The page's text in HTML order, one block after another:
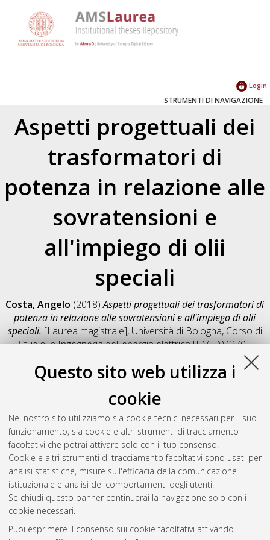
Questo sito web utilizza i
cookie
Nel nostro sito utilizziamo sia cookie tecnici necessari per il suo
funzionamento, sia cookie e altri strumenti di tracciamento
facoltativi che potrai attivare solo con il tuo consenso.
Cookie e altri strumenti di tracciamento facoltativi sono usati per
analisi statistiche, misure sull'efficacia della comunicazione
istituzionale e analisi dei comportamenti degli utenti.
Se chiudi questo banner continuerai la navigazione solo con i
cookie necessari.
Puoi esprimere il consenso sui cookie facoltativi attivando
Login
STRUMENTI DI NAVIGAZIONE
Aspetti progettuali dei
trasformatori di
potenza in relazione alle
sovratensioni e
all'impiego di olii
speciali
Costa, Angelo (2018)Aspetti progettuali dei trasformatori di
potenza in relazione alle sovratensioni e all'impiego di olii
speciali. [Laurea magistrale], Università di Bologna, Corso di
Studio inIngegneria dell'energia elettrica [LM-DM270],
Salva citazione
Condividi
Il full-text non è disponibile per scelta dell'autore. (
Abstract
Altri metadati
Gestione del documento:
Atom